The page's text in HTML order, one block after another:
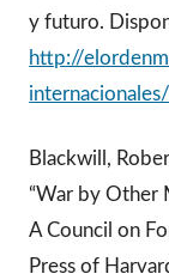
y futuro.
http://
Blackwill,
“War by Other
A Council on
Press of